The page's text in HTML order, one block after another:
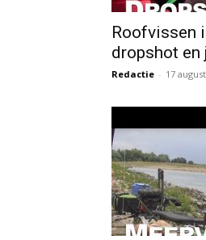
Roofvissen
dropshot en
Redactie - 17